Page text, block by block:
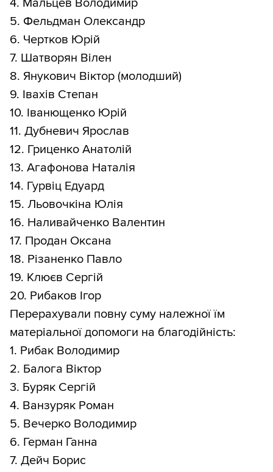
4. Мальцев Володимир
5. Фельдман Олександр
6. Чертков Юрій
7. Шатворян Вілен
8. Янукович Віктор (молодший)
9. Івахів Степан
10. Іванющенко Юрій
11. Дубневич Ярослав
12. Гриценко Анатолій
13. Агафонова Наталія
14. Гурвіц Едуард
15. Льовочкіна Юлія
16. Наливайченко Валентин
17. Продан Оксана
18. Різаненко Павло
19. Клюєв Сергій
20. Рибаков Ігор
Перерахували повну суму належної їм
матеріальної допомоги на благодійність:
1. Рибак Володимир
2. Балога Віктор
3. Буряк Сергій
4. Ванзуряк Роман
5. Вечерко Володимир
6. Герман Ганна
7. Дейч Борис